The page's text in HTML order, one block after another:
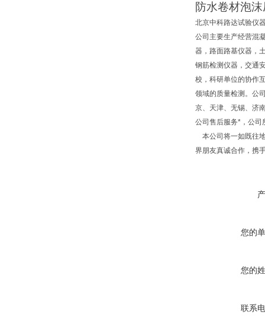
防水卷材泡
北京中科路达试验仪
公司主要生产经营混
器，路面路基仪器，
钢筋检测仪器，交通
校，科研单位的协作
领域的质量检测。公
京、天津、无锡、济
公司售后服务*，公司
本公司将一如既往
界朋友真诚合作，携
您的
您的
联系